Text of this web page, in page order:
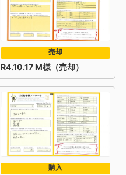
売却
R4.10.17 M様（売却）
購入